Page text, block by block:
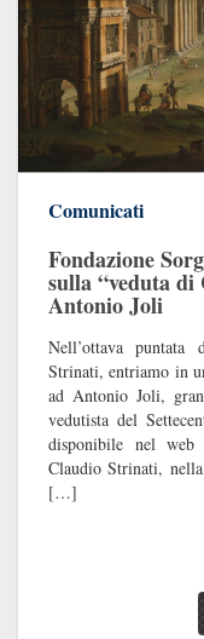
Comunicati
Fondazione
sulla “veduta di
Antonio Joli
Nell’ottava puntata
Strinati, entriamo in
ad Antonio Joli,
vedutista del
disponibile nel web
Claudio Strinati,
[…]